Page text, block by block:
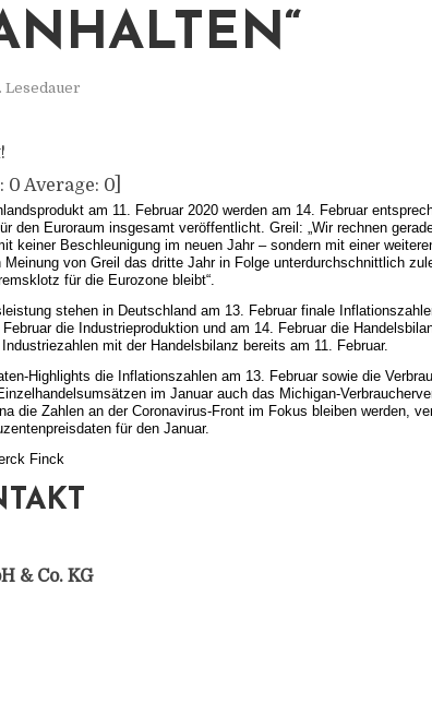
Lesedauer
0 Average: 0
am 11. Februar 2020 werden am 14. Februar
den Euroraum insgesamt veröffentlicht. Greil: „Wir rechnen
keiner Beschleunigung im neuen Jahr – sondern mit einer
Meinung von Greil das dritte Jahr in Folge unterdurchschnittlich
für die Eurozone bleibt“.
stehen in Deutschland am 13. Februar finale
die Industrieproduktion und am 14. Februar die
mit der Handelsbilanz bereits am 11. Februar.
Highlights die Inflationszahlen am 13. Februar sowie die
im Januar auch das Michigan-
die Zahlen an der Coronavirus-Front im Fokus bleiben werden,
für den Januar.
Finck
& Co. KG